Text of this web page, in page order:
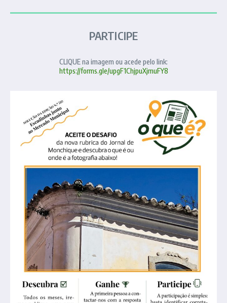
PARTICIPE
CLIQUE na imagem ou acede pelo link:
https://forms.gle/upgF1ChjpuXjmuFY8